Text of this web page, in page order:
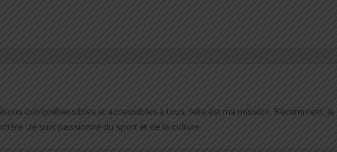
compréhensibles et accessibles à tous, telle est ma mission. Récemment, je
Je suis passionné du sport et de la culture.